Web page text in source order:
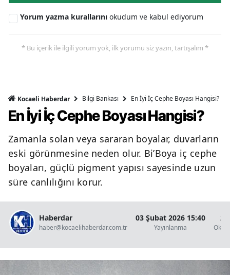
Yorum yazma kurallarını okudum ve kabul ediyorum
* Bu içerik ile ilgili yorum yok, ilk yorumu siz yazın, tartışalım *
Kocaeli Haberdar Bilgi Bankası En İyi İç Cephe Boyası Hangisi?
En İyi İç Cephe Boyası Hangisi?
Zamanla solan veya sararan boyalar, duvarların
eski görünmesine neden olur. Bi’Boya iç cephe
boyaları, güçlü pigment yapısı sayesinde uzun
süre canlılığını korur.
Haberdar
haber@kocaelihaberdar.com.tr
03 Şubat 2026 15:40
Yayınlanma
2